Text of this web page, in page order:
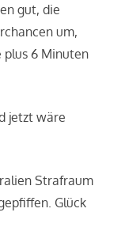
gut, die
um,
plus 6 Minuten
jetzt wäre
Strafraum
Glück